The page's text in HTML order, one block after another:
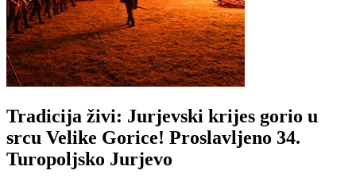
Tradicija živi: Jurjevski krijes gorio u
srcu Velike Gorice! Proslavljeno 34.
Turopoljsko Jurjevo